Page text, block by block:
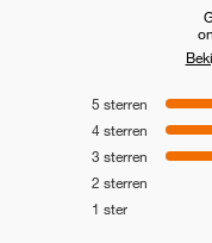
5 sterren
4sterren
3 sterren
2 sterren
1 ster